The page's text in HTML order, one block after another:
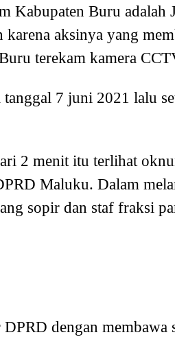
Kabupaten Buru adalah
aksinya yang
terekam kamera
7 juni 2021 lalu
2 menit itu terlihat
Maluku. Dalam
sopir dan staf fraksi
dengan membawa